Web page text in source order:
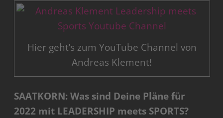
Hier geht’s zum YouTube Channel von
Andreas Klement!
SAATKORN: Was sind Deine Pläne für
2022 mit LEADERSHIP meets SPORTS?